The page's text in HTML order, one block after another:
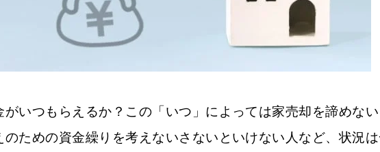
がいつもらえるか？この「いつ」によっては家売却を諦めな
のための資金繰りを考えないさないといけない人など、状況